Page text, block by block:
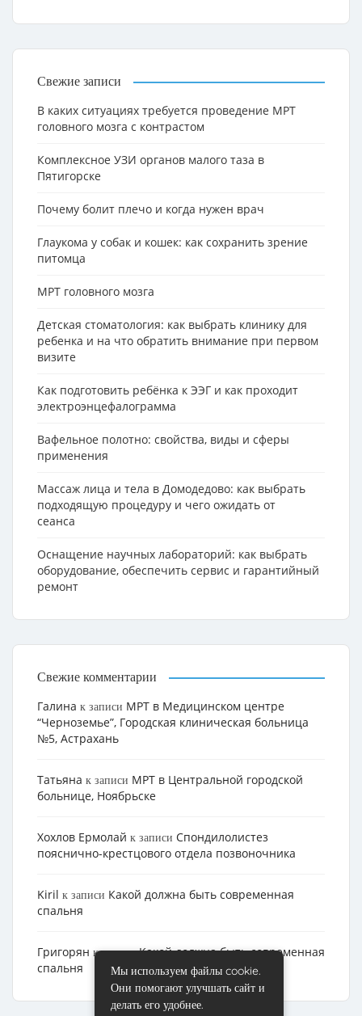
Свежие записи
В каких ситуациях требуется проведение МРТ
головного мозга с контрастом
Комплексное УЗИ органов малого таза в
Пятигорске
Почему болит плечо и когда нужен врач
Глаукома у собак и кошек: как сохранить зрение
питомца
МРТ головного мозга
Детская стоматология: как выбрать клинику для
ребенка и на что обратить внимание при первом
визите
Как подготовить ребёнка к ЭЭГ и как проходит
электроэнцефалограмма
Вафельное полотно: свойства, виды и сферы
применения
Массаж лица и тела в Домодедово: как выбрать
подходящую процедуру и чего ожидать от
сеанса
Оснащение научных лабораторий: как выбрать
оборудование, обеспечить сервис и гарантийный
ремонт
Свежие комментарии
Галина к записи МРТ в Медицинском центре
“Черноземье”, Городская клиническая больница
№5, Астрахань
Татьяна к записи МРТ в Центральной городской
больнице, Ноябрьске
Хохлов Ермолай к записи Cпондилолистез
пояснично-крестцового отдела позвоночника
Kiril к записи Какой должна быть современная
спальня
Григорян к записиКакой должна быть современная
спальня
Мы используем файлы cookie.
Они помогают улучшать сайт и
делать его удобнее.